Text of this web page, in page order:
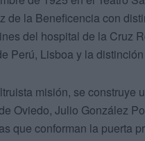
de la Beneficencia con
del hospital de la Cruz
Perú, Lisboa y la
misión, se construye
Oviedo, Julio González
que conforman la puerta